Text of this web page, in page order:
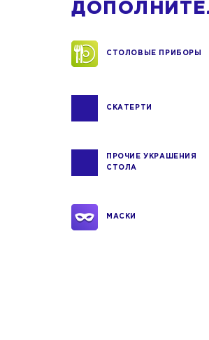
СТОЛОВЫЕ ПРИБОРЫ
СКАТЕРТИ
ПРОЧИЕ УКРАШЕНИЯ
СТОЛА
МАСКИ